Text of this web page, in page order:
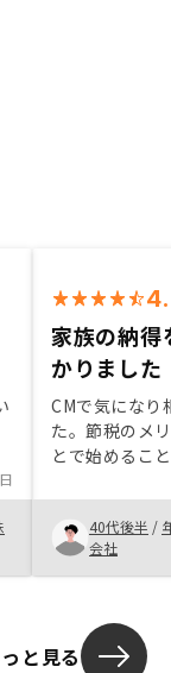
家族の納得
かりました
CMで気になり
た。節税のメ
とで始めるこ
ました。ご担
りましたが、
がとうござい
40代後半 /
会社
と見る